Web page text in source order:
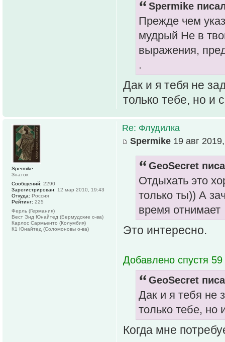
Spermike
Прежде чем
мудрый Не в
выражения,
.
Дак и я тебя не
только тебе, но и
Re: Флудилка
Spermike 19 авг
GeoSecret
Отдыхать это
только ты)) А
время отнимает
Это интересно.
Добавлено спустя 59
GeoSecret
Дак и я тебя не
только тебе, но
Когда мне
Spermike
Знаток
Сообщений: 2290
Зарегистрирован: 12 мар 2010, 19:43
Откуда: Россия
Рейтинг: 225
Ферль (Германия)
Вест Энд Юнайтед (Бермудские о-ва)
Карлос Сармьенто (Колумбия)
К1 Юнайтед (Соломоновы о-ва)